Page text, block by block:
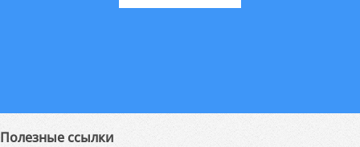
Полезные ссылки